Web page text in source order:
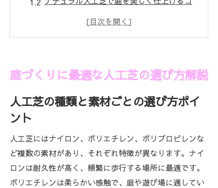
人工芝で雑草の悩みを解消する選び方の工
人工芝ナチュラルタイプの自然な見た目の
魅力
庭づくりに最適な人工芝の選び方解説
人工芝の種類と素材ごとの選び方ポイ
ント
人工芝にはナイロン、ポリエチレン、ポリプロピレンな
ど複数の素材があり、それぞれ特徴が異なります。ナイ
ロンは耐久性が高く、頻繁に歩行する場所に最適です。
ポリエチレンは柔らかい感触で、庭や遊び場に適してい